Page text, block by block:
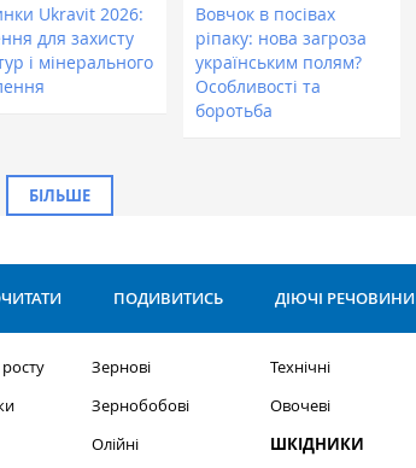
Ukravit 2026:
для захисту
і мінерального
Вовчок в посівах
ріпаку: нова загроза
українським полям?
Особливості та
боротьба
БІЛЬШЕ
ПОДИВИТИСЬ ДІЮЧІ РЕЧОВИНИ
Зернові
Зернобобові
Олійні
Технічні
Овочеві
ШКІДНИКИ